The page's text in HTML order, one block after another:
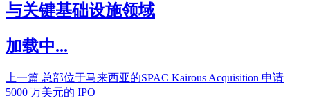
与关键基础设施领域
加载中...
上一篇 总部位于马来西亚的SPAC Kairous Acquisition 申请
5000 万美元的 IPO